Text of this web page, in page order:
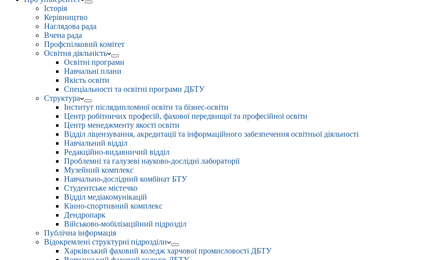
Історія
Керівництво
Наглядова рада
Вчена рада
Профспілковий комітет
Освітня діяльність
Освітні програми
Навчальні плани
Якість освіти
Спеціальності та освітні програми ДБТУ
Структура
Інститут післядипломної освіти та бізнес-освіти
Центр робітничих професій, фахової передвищої та професійної освіти
Центр менеджменту якості освіти
Відділ ліцензування, акредитації та інформаційного забезпечення освітньої діяльності
Навчальний відділ
Редакційно-видавничий відділ
Проблемні та галузеві науково-дослідні лабораторії
Музейний комплекс
Навчально-дослідний комбінат БТУ
Студентське містечко
Відділ медіакомунікацій
Кінно-спортивний комплекс
Дендропарк
Військово-мобілізаційний підрозділ
Публічна інформація
Відокремлені структурні підрозділи
Харківський фаховий коледж харчової промисловості ДБТУ